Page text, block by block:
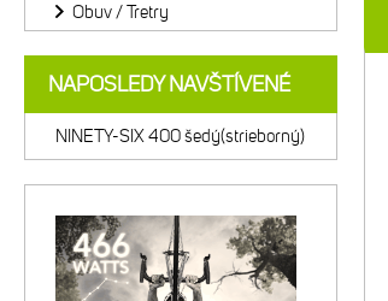
Obuv / Tretry
NAPOSLEDY NAVŠTÍVENÉ
NINETY-SIX 400 šedý(strieborný)